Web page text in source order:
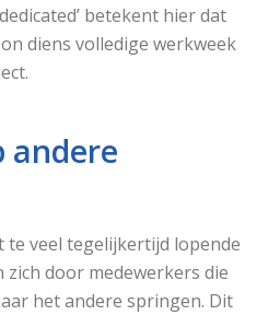
betekent hier dat
diens volledige werkweek
andere
veel tegelijkertijd lopende
door medewerkers die
het andere springen. Dit